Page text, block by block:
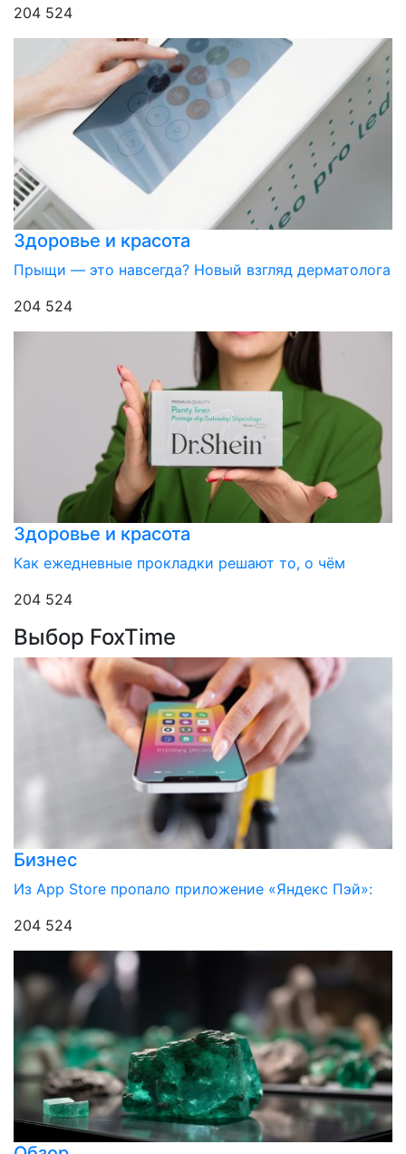
204 524
Здоровье и красота
Прыщи — это навсегда? Новый взгляд дерматолога
204 524
Здоровье и красота
Как ежедневные прокладки решают то, о чём
204 524
Выбор FoxTime
Бизнес
Из App Store пропало приложение «Яндекс Пэй»:
204 524